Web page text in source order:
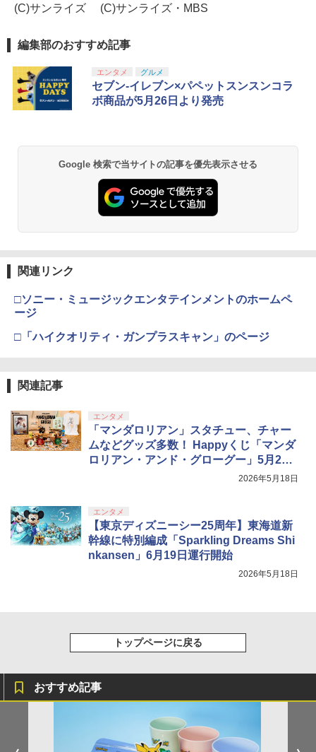
(C)サンライズ (C)サンライズ・MBS
編集部のおすすめ記事
エンタメ グルメ
セブン‐イレブン×パペットスンスンコラ
ボ商品が5月26日より発売
Google 検索で当サイトの記事を優先表示させる
関連リンク
□ソニー・ミュージックエンタテインメントのホームペ
ージ
□「ハイクオリティ・ガンプラスキャン」のページ
関連記事
エンタメ
「マンダロリアン」スタチュー、チャー
ムなどグッズ多数！ Happyくじ「マンダ
ロリアン・アンド・グローグー」5月22
2026年5月18日
エンタメ
【東京ディズニーシー25周年】東海道新
幹線に特別編成「Sparkling Dreams Shi
nkansen」6月19日運行開始
2026年5月18日
トップページに戻る
おすすめ記事